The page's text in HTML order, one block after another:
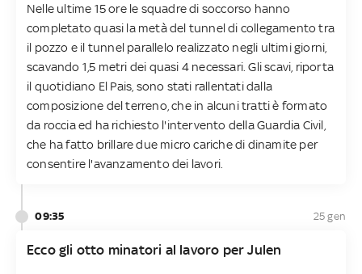
Nelle ultime 15 ore le squadre di soccorso hanno
completato quasi la metà del tunnel di collegamento tra
il pozzo e il tunnel parallelo realizzato negli ultimi giorni,
scavando 1,5 metri dei quasi 4 necessari. Gli scavi, riporta
il quotidiano El Pais, sono stati rallentati dalla
composizione del terreno, che in alcuni tratti è formato
da roccia ed ha richiesto l'intervento della Guardia Civil,
che ha fatto brillare due micro cariche di dinamite per
consentire l'avanzamento dei lavori.
09:35 25 gen
Ecco gli otto minatori al lavoro per Julen